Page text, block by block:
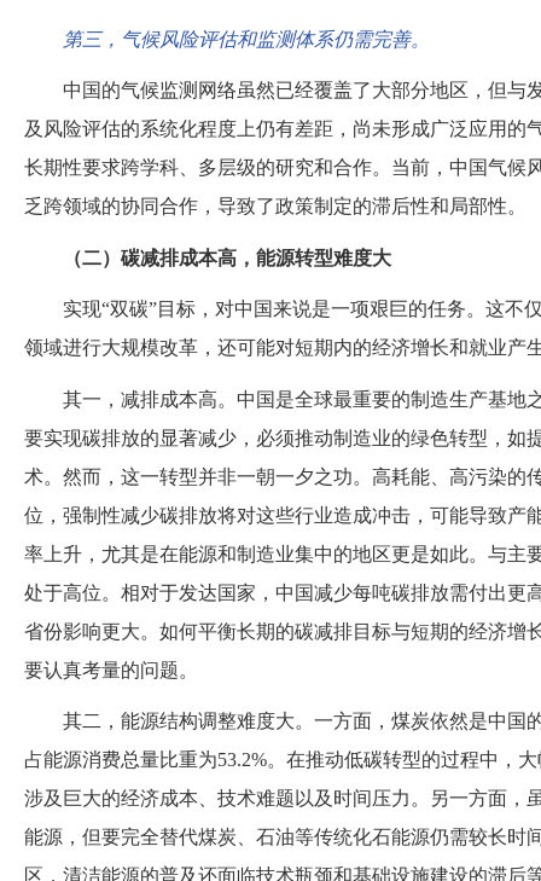
第三，气候风险评估和监测体系仍需完善。
中国的气候监测网络虽然已经覆盖了大部分地区，但与
及风险评估的系统化程度上仍有差距，尚未形成广泛应用的
长期性要求跨学科、多层级的研究和合作。当前，中国气候
乏跨领域的协同合作，导致了政策制定的滞后性和局部性。
（二）碳减排成本高，能源转型难度大
实现“双碳”目标，对中国来说是一项艰巨的任务。这不
领域进行大规模改革，还可能对短期内的经济增长和就业产
其一，减排成本高。中国是全球最重要的制造生产基地
要实现碳排放的显著减少，必须推动制造业的绿色转型，如
术。然而，这一转型并非一朝一夕之功。高耗能、高污染的
位，强制性减少碳排放将对这些行业造成冲击，可能导致产
率上升，尤其是在能源和制造业集中的地区更是如此。与主
处于高位。相对于发达国家，中国减少每吨碳排放需付出更
省份影响更大。如何平衡长期的碳减排目标与短期的经济增
要认真考量的问题。
其二，能源结构调整难度大。一方面，煤炭依然是中国
占能源消费总量比重为53.2%。在推动低碳转型的过程中，
涉及巨大的经济成本、技术难题以及时间压力。另一方面，
能源，但要完全替代煤炭、石油等传统化石能源仍需较长时
区，清洁能源的普及还面临技术瓶颈和基础设施建设的滞后